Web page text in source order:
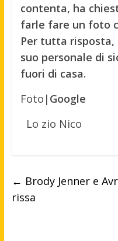
contenta, ha
farle fare un foto
Per tutta
suo personale di
fuori di casa.
Foto| Google
Lo zio Nico
← Brody Jenner e
rissa